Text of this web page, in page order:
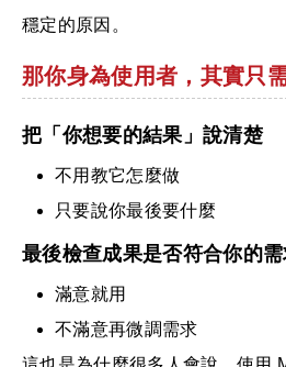
穩定的原因。
那你身為使用者，其實只
把「你想要的結果」說清楚
不用教它怎麼做
只要說你最後要什麼
最後檢查成果是否符合你的
滿意就用
不滿意再微調需求